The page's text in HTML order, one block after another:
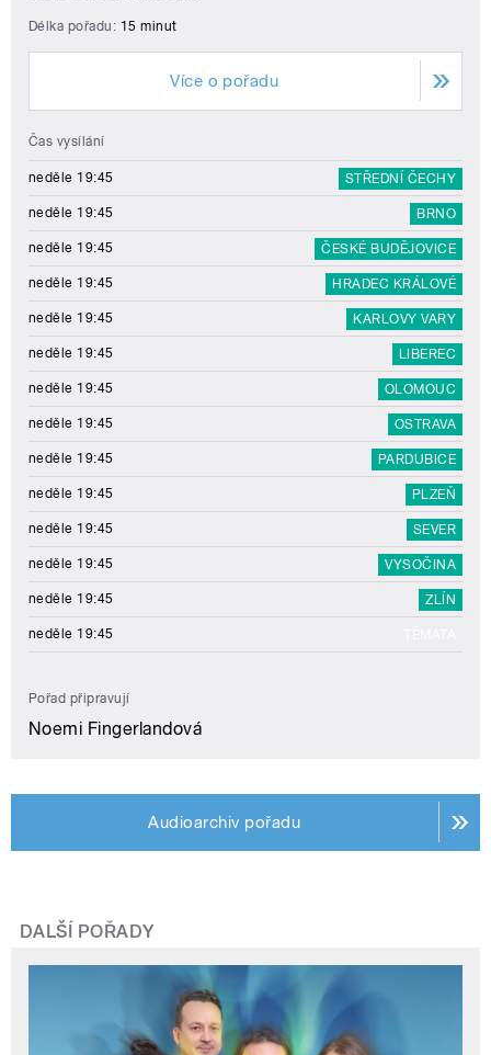
Délka pořadu: 15 minut
Více o pořadu
Čas vysílání
neděle 19:45 STŘEDNÍ ČECHY
neděle 19:45 BRNO
neděle 19:45 ČESKÉ BUDĚJOVICE
neděle 19:45 HRADEC KRÁLOVÉ
neděle 19:45 KARLOVY VARY
neděle 19:45 LIBEREC
neděle 19:45 OLOMOUC
neděle 19:45 OSTRAVA
neděle 19:45 PARDUBICE
neděle 19:45 PLZEŇ
neděle 19:45 SEVER
neděle 19:45 VYSOČINA
neděle 19:45 ZLÍN
neděle 19:45
Pořad připravují
Noemi Fingerlandová
Audioarchiv pořadu
DALŠÍ POŘADY